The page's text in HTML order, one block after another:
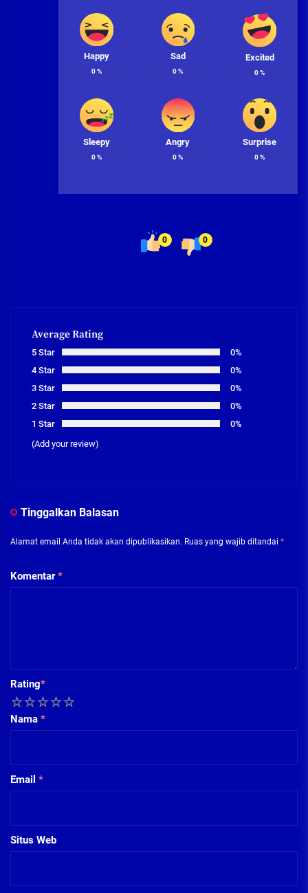
Happy
0%
Sad
0%
Excited
0%
Sleepy
0%
Angry
0%
Surprise
0%
0 0
Average Rating
5 Star
0%
4 Star
0%
3 Star
0%
2 Star
0%
1 Star
0%
(Add your review)
Tinggalkan Balasan
Alamat email Anda tidak akan dipublikasikan. Ruas yang wajib ditandai *
Komentar*
Rating*
5
4
3
2
Nama *
Email *
Situs Web